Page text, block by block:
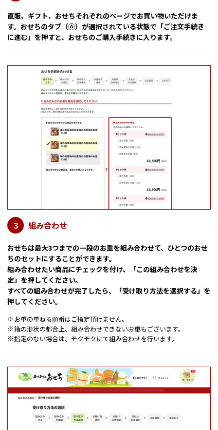
直販、ギフト、おせちそれぞれのページでお買い物いただけま
す。おせちのタブ（Ⓐ）が選択されている状態で「ご注文手続き
に進む」を押すと、おせちのご購入手続きに入ります。
3 組み合わせ
おせちは最大3つまでの一段のお重を組み合わせて、ひとつのおせ
ちのセットにすることができます。
組み合わせたい商品にチェックを付け、「この組み合わせを決
定」を押してください。
すべての組み合わせが完了したら、「受け取り方法を選択する」を
押してください。
※ お重の重ねる順番はご指定頂けません。
※ 箱の形状の都合上、組み合わせできないお重もございます。
※ 指定のない場合は、モクモクにて組み合わせを行います。